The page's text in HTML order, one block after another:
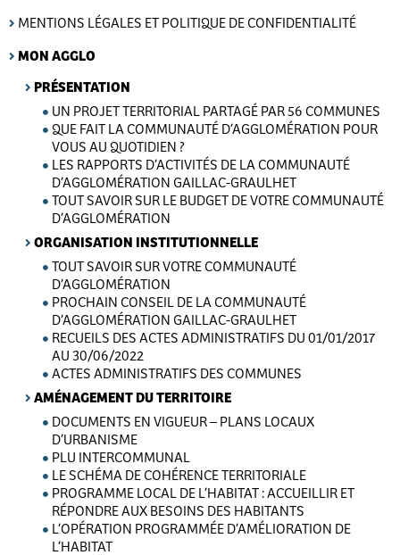
MENTIONS LÉGALES ET POLITIQUE DE CONFIDENTIALITÉ
MON AGGLO
PRÉSENTATION
UN PROJET TERRITORIAL PARTAGÉ PAR 56 COMMUNES
QUE FAIT LA COMMUNAUTÉ D’AGGLOMÉRATION POUR
VOUS AU QUOTIDIEN ?
LES RAPPORTS D’ACTIVITÉS DE LA COMMUNAUTÉ
D’AGGLOMÉRATION GAILLAC-GRAULHET
TOUT SAVOIR SUR LE BUDGET DE VOTRE COMMUNAUTÉ
D’AGGLOMÉRATION
ORGANISATION INSTITUTIONNELLE
TOUT SAVOIR SUR VOTRE COMMUNAUTÉ
D’AGGLOMÉRATION
PROCHAIN CONSEIL DE LA COMMUNAUTÉ
D’AGGLOMÉRATION GAILLAC-GRAULHET
RECUEILS DES ACTES ADMINISTRATIFS DU 01/01/2017
AU 30/06/2022
ACTES ADMINISTRATIFS DES COMMUNES
AMÉNAGEMENT DU TERRITOIRE
DOCUMENTS EN VIGUEUR – PLANS LOCAUX
D’URBANISME
PLU INTERCOMMUNAL
LE SCHÉMA DE COHÉRENCE TERRITORIALE
PROGRAMME LOCAL DE L’HABITAT : ACCUEILLIR ET
RÉPONDRE AUX BESOINS DES HABITANTS
L’OPÉRATION PROGRAMMÉE D’AMÉLIORATION DE
L’HABITAT